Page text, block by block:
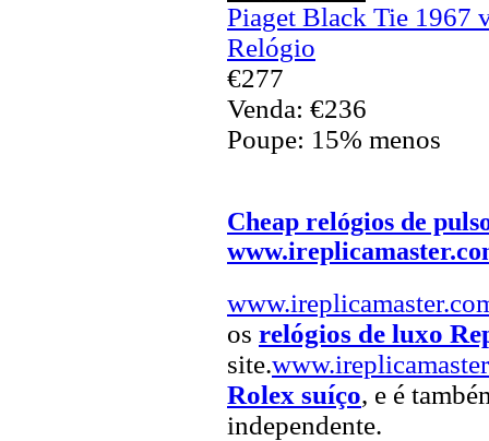
Piaget Black Tie 1967
Relógio
€277
Venda: €236
Poupe: 15% menos
Cheap relógios de
os relógios de luxo
site.
Rolex suíço, e é
independente.